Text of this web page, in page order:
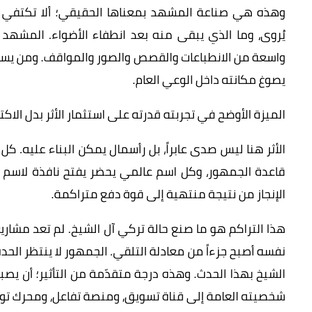
وهذه هي صناعة المشهد بمعناها الحقيقي؛ ألا
يُروى، وما الذي يبقى منه بعد انطفاء الأضواء.
واسعة من الانطباعات والقصص والصور والمواقف. ومن
يصوغ مكانته داخل الوعي العام.
الميزة الأوضح في تجربته قدرته على استثمار الأثر بدل
الأثر هنا ليس صدى عابراً، بل رأسمال يمكن البناء
قاعدة الجمهور، وكل اسم عالمي يحضر يفتح نافذة
الإنجاز من نتيجة منتهية إلى قوة دفع متراكمة.
هذا التراكم هو ما صنع حالة تركي آل الشيخ. لم تعد
نفسه أصبح جزءاً من معادلة التلقي. الجمهور لا ينتظر
الشيخ بهذا الحدث. وهذه درجة متقدّمة من التأثير؛ أن
شخصيته العامة إلى قناة تسويق، ومنصة تفاعل، ومحرك